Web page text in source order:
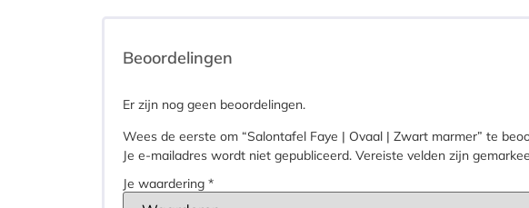
Beoordelingen
Er zijn nog geen beoordelingen.
Wees de eerste om “Salontafel Faye | Ovaal | Zwart marmer” te
Je e-mailadres wordt niet gepubliceerd. Vereiste velden zijn
Je waardering *